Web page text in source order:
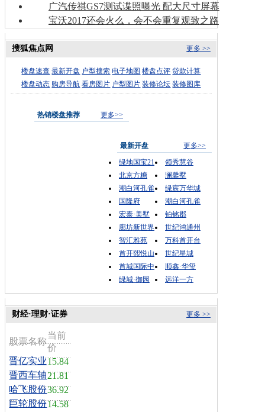
广汽传祺GS7测试谍照曝光 配大尺寸屏幕
宝沃2017还会火么，会不会重复观致之路
更多 >>
搜狐焦点网
楼盘速查 最新开盘 户型搜索 电子地图 楼盘点评 贷款计算
楼盘动态 购房导航 看房图片 户型图片 装修论坛 装修图库
热销楼盘推荐 更多>>
最新开盘
更多>>
绿地国宝21
领秀慧谷
北京方糖
澜馨墅
潮白河孔雀
绿宸万华城
国隆府
潮白河孔雀
宏泰·美墅
铂铭郡
廊坊新世界
世纪鸿通州
智汇雅苑
万科首开台
首开熙悦山
世纪星城
首城国际中
顺鑫·华玺
绿城·御园
远洋一方
更多 >>
财经·理财·证券
股票名称
当前
价
晋亿实业15.84
晋西车轴21.81
哈飞股份36.92
巨轮股份14.58